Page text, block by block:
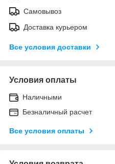
Самовывоз
Доставка курьером
Все условия доставки
Условия оплаты
Наличными
Безналичный расчет
Все условия оплаты